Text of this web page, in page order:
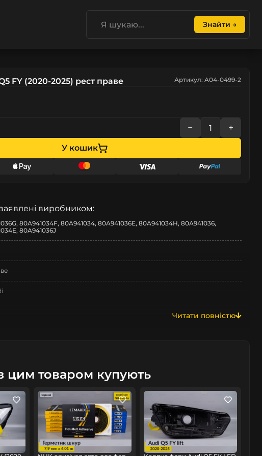
Знайти →
FY (2020-2025) рест праве Артикул: A04-0499-2
− +
У кошик
виробником:
80A941034F, 80A941034, 80A941036E, 80A941034H, 80A941036,
80A941036J
2025
Читати повністю
цим товаром купують